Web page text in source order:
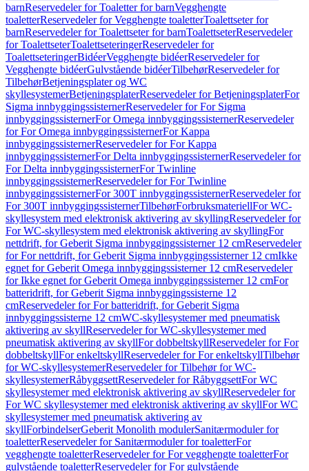
barnReservedeler for Toaletter for barnVegghengte
toaletterReservedeler for Vegghengte toaletterToalettseter for
barnReservedeler for Toalettseter for barnToalettseterReservedeler
for ToalettseterToalettseteringerReservedeler for
ToalettseteringerBidéerVegghengte bidéerReservedeler for
Vegghengte bidéerGulvstående bidéerTilbehørReservedeler for
TilbehørBetjeningsplater og WC
skyllesystemerBetjeningsplaterReservedeler for BetjeningsplaterFor
Sigma innbyggingssisternerReservedeler for For Sigma
innbyggingssisternerFor Omega innbyggingssisternerReservedeler
for For Omega innbyggingssisternerFor Kappa
innbyggingssisternerReservedeler for For Kappa
innbyggingssisternerFor Delta innbyggingssisternerReservedeler for
For Delta innbyggingssisternerFor Twinline
innbyggingssisternerReservedeler for For Twinline
innbyggingssisternerFor 300T innbyggingssisternerReservedeler for
For 300T innbyggingssisternerTilbehørForbruksmateriellFor WC-
skyllesystem med elektronisk aktivering av skyllingReservedeler for
For WC-skyllesystem med elektronisk aktivering av skyllingFor
nettdrift, for Geberit Sigma innbyggingssisterner 12 cmReservedeler
for For nettdrift, for Geberit Sigma innbyggingssisterner 12 cmIkke
egnet for Geberit Omega innbyggingssisterner 12 cmReservedeler
for Ikke egnet for Geberit Omega innbyggingssisterner 12 cmFor
batteridrift, for Geberit Sigma innbyggingssisterne 12
cmReservedeler for For batteridrift, for Geberit Sigma
innbyggingssisterne 12 cmWC-skyllesystemer med pneumatisk
aktivering av skyllReservedeler for WC-skyllesystemer med
pneumatisk aktivering av skyllFor dobbeltskyllReservedeler for For
dobbeltskyllFor enkeltskyllReservedeler for For enkeltskyllTilbehør
for WC-skyllesystemerReservedeler for Tilbehør for WC-
skyllesystemerRåbyggsettReservedeler for RåbyggsettFor WC
skyllesystemer med elektronisk aktivering av skyllReservedeler for
For WC skyllesystemer med elektronisk aktivering av skyllFor WC
skyllesystemer med pneumatisk aktivering av
skyllForbindelserGeberit Monolith modulerSanitærmoduler for
toaletterReservedeler for Sanitærmoduler for toaletterFor
vegghengte toaletterReservedeler for For vegghengte toaletterFor
gulvstående toaletterReservedeler for For gulvstående